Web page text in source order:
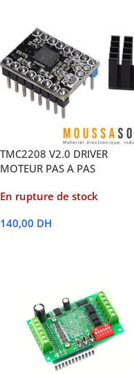
TMC2208 V2.0 DRIVER
MOTEUR PAS A PAS
En rupture de stock
140,00 DH